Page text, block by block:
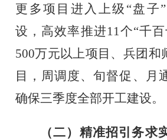
更多项目进入上级“盘子
设，高效率推进11 个“千百
500万元以上项目、兵团和
目，周调度、旬督促、月
确保三季度全部开工建设。
（二）精准招引务求